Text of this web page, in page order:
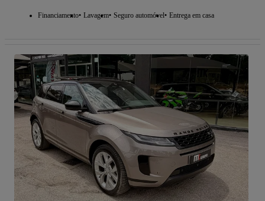
Financiamento Lavagem Seguro automóvel Entrega em casa